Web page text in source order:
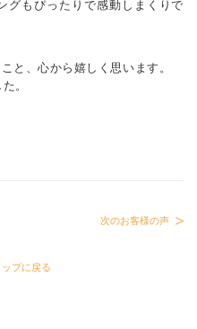
グもぴったりで感動しまくりで
と、心から嬉しく思います。
。
プに戻る
次のお客様の声